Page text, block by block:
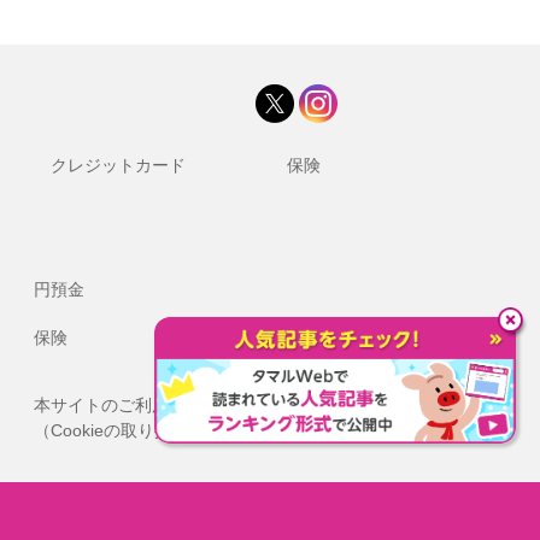
クレジットカード 保険
円預金
保険
本サイトのご利用にあたって
（Cookieの取り扱いについて）